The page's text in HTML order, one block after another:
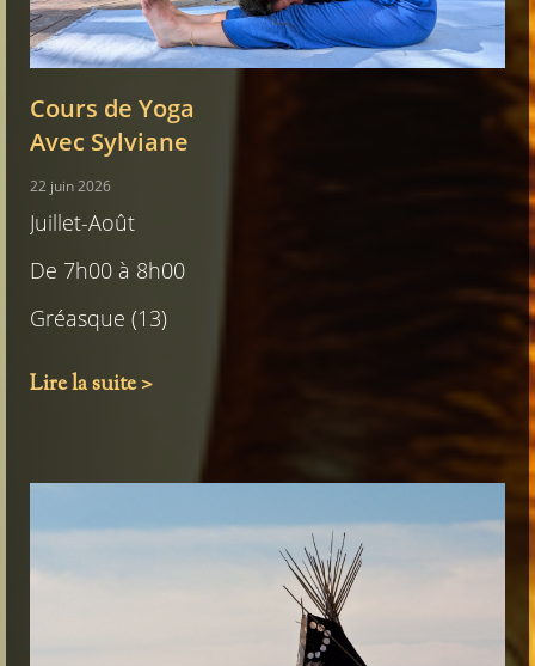
Cours de Yoga
Avec Sylviane
22 juin 2026
Juillet-Août
De 7h00 à 8h00
Gréasque (13)
Lire la suite >